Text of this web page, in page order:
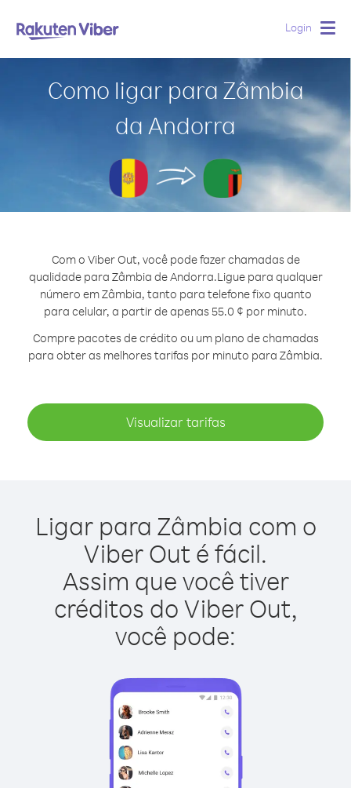
Login
Como ligar para Zâmbia
da Andorra
Com o Viber Out, você pode fazer chamadas de
qualidade para Zâmbia de Andorra.Ligue para qualquer
número em Zâmbia, tanto para telefone fixo quanto
para celular, a partir de apenas 55.0 ¢ por minuto.
Compre pacotes de crédito ou um plano de chamadas
para obter as melhores tarifas por minuto para Zâmbia.
Visualizar tarifas
Ligar para Zâmbia com o
Viber Out é fácil.
Assim que você tiver
créditos do Viber Out,
você pode: